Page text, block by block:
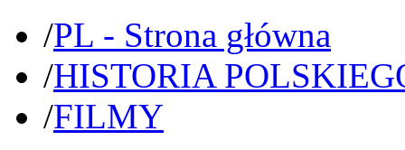
/PL - Strona główna
/HISTORIA
/FILMY